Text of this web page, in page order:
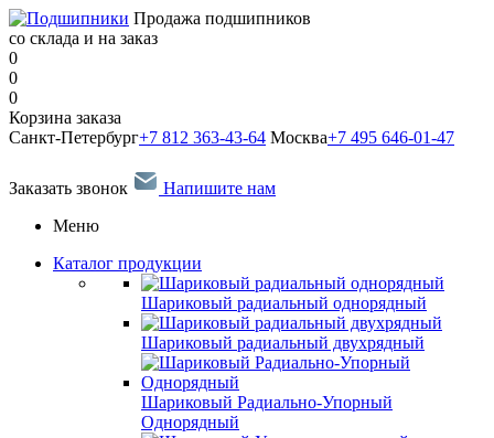
Продажа подшипников
со склада и на заказ
0
0
0
Корзина заказа
Санкт-Петербург+7 812 363-43-64 Москва+7 495 646-01-47
Заказать звонок
Напишите нам
Меню
Каталог продукции
Шариковый радиальный однорядный
Шариковый радиальный двухрядный
Шариковый Радиально-Упорный
Однорядный